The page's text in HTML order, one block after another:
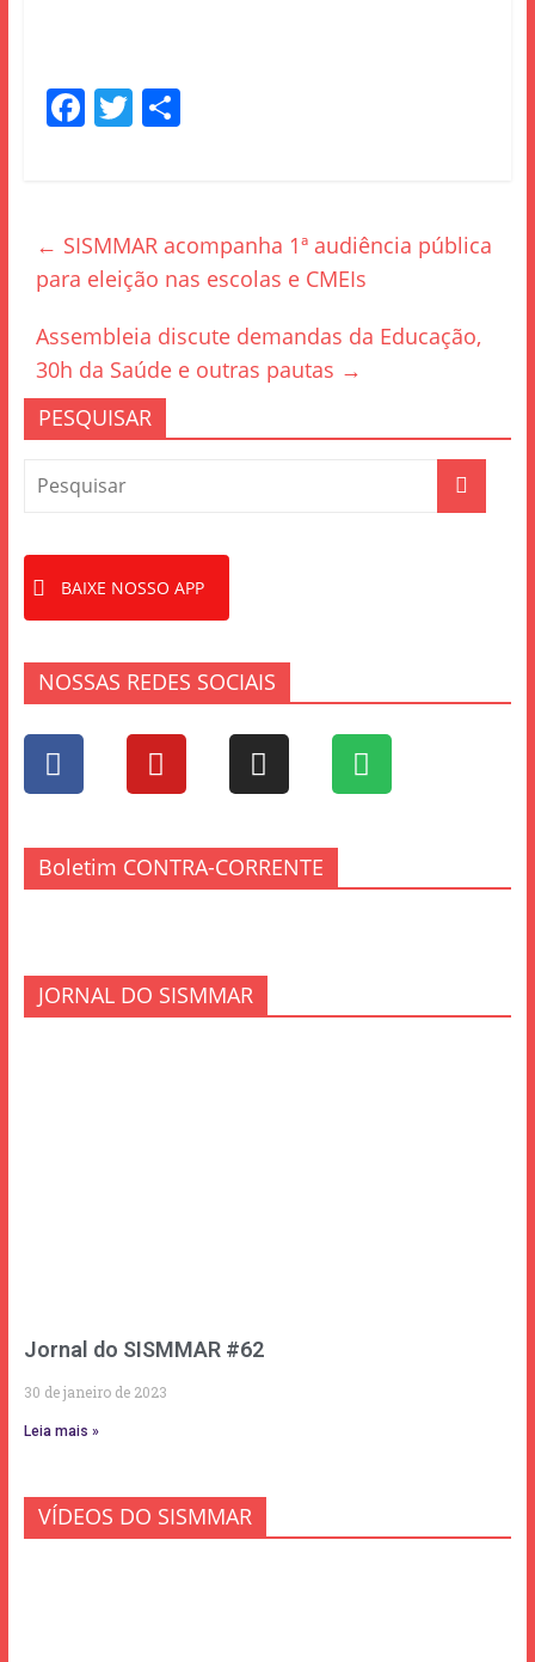
F
b
o
o
k
T S
← SISMMAR acompanha 1ª audiência pública
para eleição nas escolas e CMEIs
Assembleia discute demandas da Educação,
30h da Saúde e outras pautas →
PESQUISAR
BAIXE NOSSO APP
NOSSAS REDES SOCIAIS
Boletim CONTRA-CORRENTE
JORNAL DO SISMMAR
Jornal do SISMMAR #62
30 de janeiro de 2023
Leia mais »
VÍDEOS DO SISMMAR